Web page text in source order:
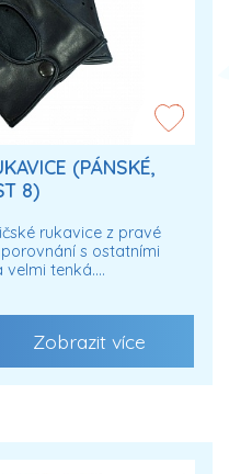
(PÁNSKÉ,
8)
rukavice z pravé
s ostatními
velmi tenká.…
Zobrazit více